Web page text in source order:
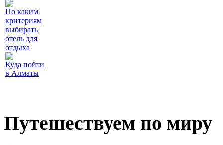
По каким
критериям
выбирать
отель для
отдыха
Куда пойти
в Алматы
Путешествуем по миру